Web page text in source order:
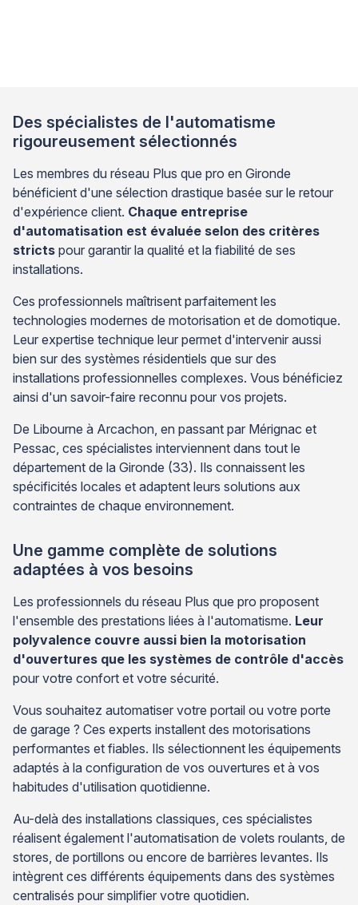
Des spécialistes de l'automatisme
rigoureusement sélectionnés
Les membres du réseau Plus que pro en Gironde
bénéficient d'une sélection drastique basée sur le retour
d'expérience client. Chaque entreprise
d'automatisation est évaluée selon des critères
stricts pour garantir la qualité et la fiabilité de ses
installations.
Ces professionnels maîtrisent parfaitement les
technologies modernes de motorisation et de domotique.
Leur expertise technique leur permet d'intervenir aussi
bien sur des systèmes résidentiels que sur des
installations professionnelles complexes. Vous bénéficiez
ainsi d'un savoir-faire reconnu pour vos projets.
De Libourne à Arcachon, en passant par Mérignac et
Pessac, ces spécialistes interviennent dans tout le
département de la Gironde (33). Ils connaissent les
spécificités locales et adaptent leurs solutions aux
contraintes de chaque environnement.
Une gamme complète de solutions
adaptées à vos besoins
Les professionnels du réseau Plus que pro proposent
l'ensemble des prestations liées à l'automatisme. Leur
polyvalence couvre aussi bien la motorisation
d'ouvertures que les systèmes de contrôle d'accès
pour votre confort et votre sécurité.
Vous souhaitez automatiser votre portail ou votre porte
de garage ? Ces experts installent des motorisations
performantes et fiables. Ils sélectionnent les équipements
adaptés à la configuration de vos ouvertures et à vos
habitudes d'utilisation quotidienne.
Au-delà des installations classiques, ces spécialistes
réalisent également l'automatisation de volets roulants, de
stores, de portillons ou encore de barrières levantes. Ils
intègrent ces différents équipements dans des systèmes
centralisés pour simplifier votre quotidien.